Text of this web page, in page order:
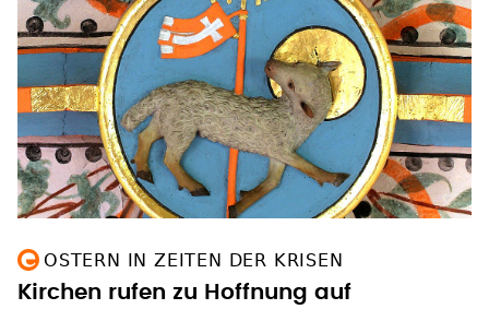
OSTERN IN ZEITEN DER KRISEN
Kirchen rufen zu Hoffnung auf